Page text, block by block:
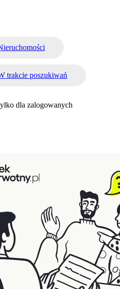
trakcie poszukiwań
dla zalogowanych